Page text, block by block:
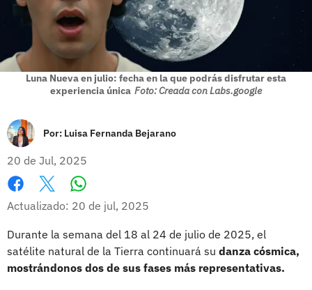
Luna Nueva en julio: fecha en la que podrás disfrutar esta
experiencia única Foto: Creada con Labs.google
Por: Luisa Fernanda Bejarano
20 de Jul, 2025
Facebook
X
Actualizado: 20 de jul, 2025
Durante la semana del 18 al 24 de julio de 2025, el
satélite natural de la Tierra continuará su danza cósmica,
mostrándonos dos de sus fases más representativas.